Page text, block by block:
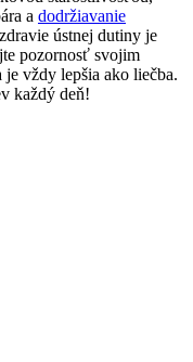
a dodržiavanie
ústnej dutiny je
pozornosť svojim
⁤je vždy lepšia ako liečba.
každý deň!